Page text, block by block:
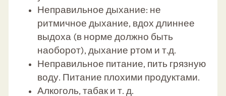
Неправильное дыхание: не
ритмичное дыхание, вдох длиннее
выдоха (в норме должно быть
наоборот), дыхание ртом и т.д.
Неправильное питание, пить грязную
воду. Питание плохими продуктами.
Алкоголь, табак и т. д.